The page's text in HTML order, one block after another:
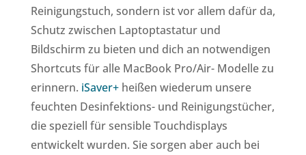
Reinigungstuch, sondern ist vor allem dafür da,
Schutz zwischen Laptoptastatur und
Bildschirm zu bieten und dich an notwendigen
Shortcuts für alle MacBook Pro/Air- Modelle zu
erinnern. iSaver+heißen wiederum unsere
feuchten Desinfektions- und Reinigungstücher,
die speziell für sensible Touchdisplays
entwickelt wurden. Sie sorgen aber auch bei